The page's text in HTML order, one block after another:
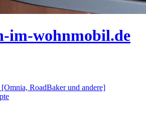
im-wohnmobil.de
RoadBaker und andere]